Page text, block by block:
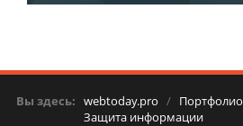
Вы здесь: webtoday.pro / Портфолио
Защита информации